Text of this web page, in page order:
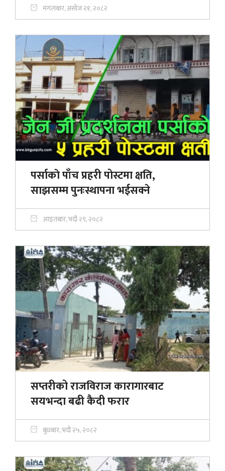
मंगलबार, असोज २१, २०८२
पर्साकाे पाँच प्रहरी पोस्टमा क्षति,
साझसम्म पुनःस्थापना भईसक्ने
आइतबार, भदौ २९, २०८२
सप्तरीको राजविराज कारागारबाट
सयभन्दा बढी कैदी फरार
बुधबार, भदौ २५, २०८२